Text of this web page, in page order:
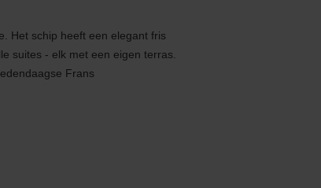
Het schip heeft een elegant fris
suites - elk met een eigen terras.
Frans